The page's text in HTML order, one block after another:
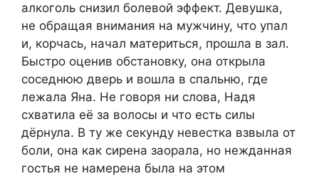
алкоголь снизил болевой эффект. Девушка,
не обращая внимания на мужчину, что упал
и, корчась, начал материться, прошла в зал.
Быстро оценив обстановку, она открыла
соседнюю дверь и вошла в спальню, где
лежала Яна. Не говоря ни слова, Надя
схватила её за волосы и что есть силы
дёрнула. В ту же секунду невестка взвыла от
боли, она как сирена заорала, но нежданная
гостья не намерена была на этом